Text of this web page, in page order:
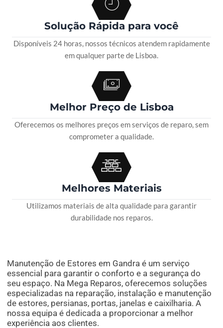
Solução Rápida para você
Disponíveis 24 horas, nossos técnicos atendem rapidamente
em qualquer parte de Lisboa.
Melhor Preço de Lisboa
Oferecemos os melhores preços em serviços de reparo, sem
comprometer a qualidade.
Melhores Materiais
Utilizamos materiais de alta qualidade para garantir
durabilidade nos reparos.
Manutenção de Estores em Gandra é um serviço
essencial para garantir o conforto e a segurança do
seu espaço. Na Mega Reparos, oferecemos soluções
especializadas na reparação, instalação e manutenção
de estores, persianas, portas, janelas e caixilharia. A
nossa equipa é dedicada a proporcionar a melhor
experiência aos clientes.